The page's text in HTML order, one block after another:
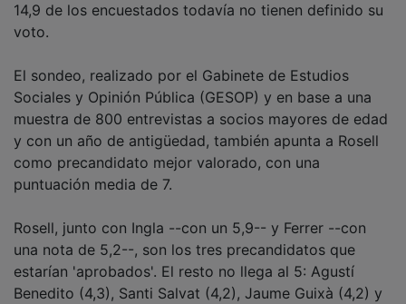
14,9 de los encuestados todavía no tienen definido su
voto.
El sondeo, realizado por el Gabinete de Estudios
Sociales y Opinión Pública (GESOP) y en base a una
muestra de 800 entrevistas a socios mayores de edad
y con un año de antigüedad, también apunta a Rosell
como precandidato mejor valorado, con una
puntuación media de 7.
Rosell, junto con Ingla --con un 5,9-- y Ferrer --con
una nota de 5,2--, son los tres precandidatos que
estarían 'aprobados'. El resto no llega al 5: Agustí
Benedito (4,3), Santi Salvat (4,2), Jaume Guixà (4,2) y